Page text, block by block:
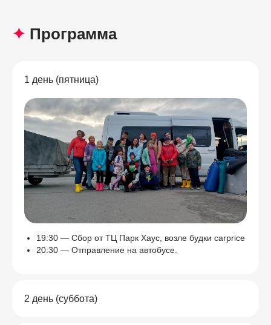
✦ Программа
1 день (пятница)
19:30 — Сбор от ТЦ Парк Хаус, возле будки carprice
20:30 — Отправление на автобусе.
2 день (суббота)